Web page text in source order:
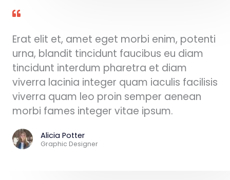
Erat elit et, amet eget morbi enim, potenti
urna, blandit tincidunt faucibus eu diam
tincidunt interdum pharetra et diam
viverra lacinia integer quam iaculis facilisis
viverra quam leo proin semper aenean
morbi fames integer vitae ipsum.
Alicia Potter
Graphic Designer